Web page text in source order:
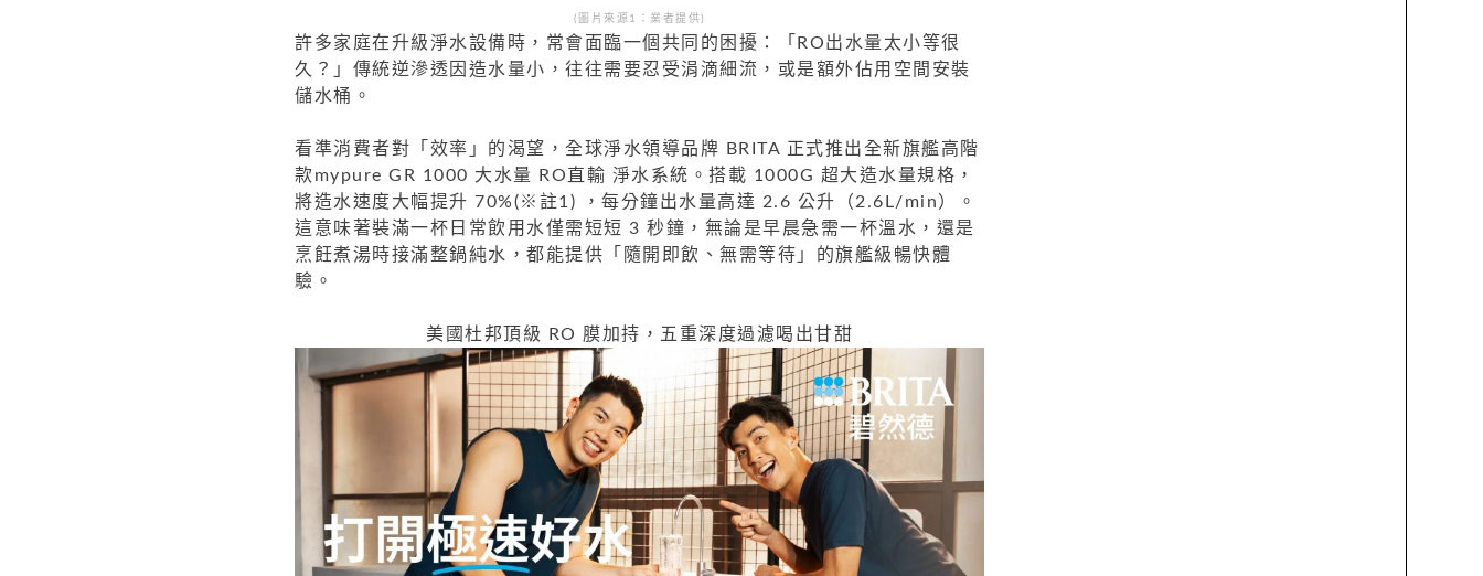
(圖片來源1：業者提供)
許多家庭在升級淨水設備時，常會面臨一個共同的困擾：「RO出水量太小等很
久？」傳統逆滲透因造水量小，往往需要忍受涓滴細流，或是額外佔用空間安裝
儲水桶。
看準消費者對「效率」的渴望，全球淨水領導品牌 BRITA 正式推出全新旗艦高階
款mypure GR 1000 大水量 RO直輸 淨水系統。搭載 1000G 超大造水量規格，
將造水速度大幅提升 70%(※註1) ，每分鐘出水量高達 2.6 公升（2.6L/min）。
這意味著裝滿一杯日常飲用水僅需短短 3 秒鐘，無論是早晨急需一杯溫水，還是
烹飪煮湯時接滿整鍋純水，都能提供「隨開即飲、無需等待」的旗艦級暢快體
驗。
美國杜邦頂級 RO 膜加持，五重深度過濾喝出甘甜